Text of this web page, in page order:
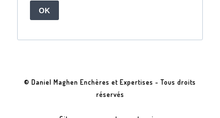
© Daniel Maghen Enchères et Expertises - Tous droits
réservés